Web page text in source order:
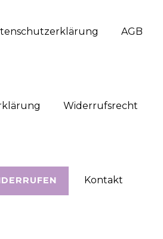
AGB
Widerrufs­recht
Kontakt